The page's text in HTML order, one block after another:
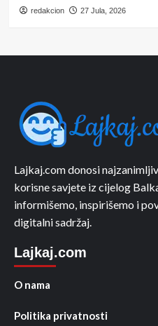
redakcion 27 Jula, 2026
Lajkaj.com donosi
korisne savjete iz cijelog
informišemo, inspirišemo i
digitalni sadržaj.
Lajkaj.com
O nama
Politika privatnosti